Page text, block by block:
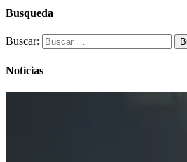
Busqueda
Buscar:
Noticias